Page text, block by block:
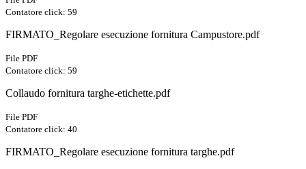
Contatore click: 59
FIRMATO_Regolare esecuzione fornitura Campustore.pdf
File PDF
Contatore click: 59
Collaudo fornitura targhe-etichette.pdf
File PDF
Contatore click: 40
FIRMATO_Regolare esecuzione fornitura targhe.pdf